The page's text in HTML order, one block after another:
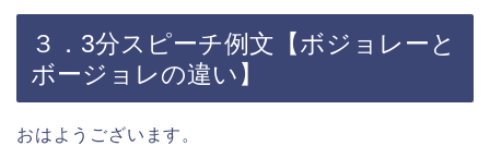
３．3分スピーチ例文【ボジョレーと
ボージョレの違い】
おはようございます。